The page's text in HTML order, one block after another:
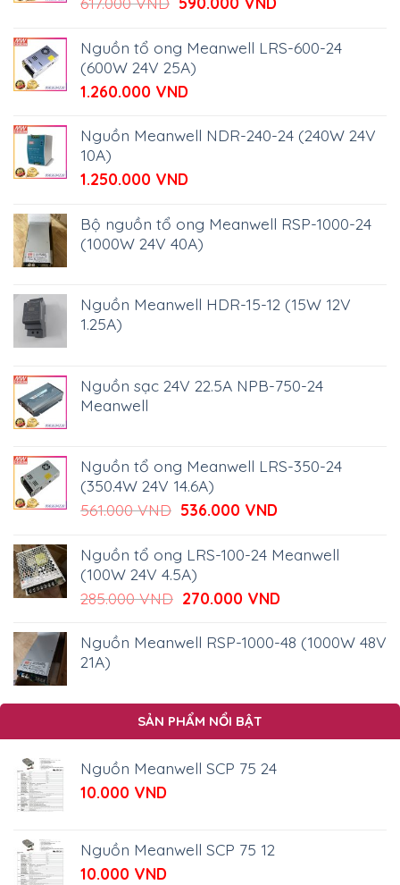
là:
617.000 VND.
tại
Nguồn tổ ong Meanwell LRS-600-24
(600W 24V 25A)
1.260.000 VND
Nguồn Meanwell NDR-240-24 (240W 24V
10A)
1.250.000 VND
Bộ nguồn tổ ong Meanwell RSP-1000-24
(1000W 24V 40A)
Nguồn Meanwell HDR-15-12 (15W 12V
1.25A)
Nguồn sạc 24V 22.5A NPB-750-24
Meanwell
Nguồn tổ ong Meanwell LRS-350-24
(350.4W 24V 14.6A)
561.000VND Giá
là:
561.000 VND.
536.000 VND
tại
536.000 VND.
Nguồn tổ ong LRS-100-24 Meanwell
(100W 24V 4.5A)
285.000VND Giá
là:
270.000 VND
tại
Nguồn Meanwell RSP-1000-48 (1000W 48V
21A)
SẢN PHẨM NỔI BẬT
Nguồn Meanwell SCP 75 24
10.000 VND
Nguồn Meanwell SCP 75 12
10.000 VND